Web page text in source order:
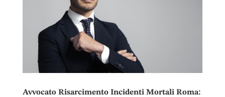
Avvocato Risarcimento Incidenti Mortali Roma: